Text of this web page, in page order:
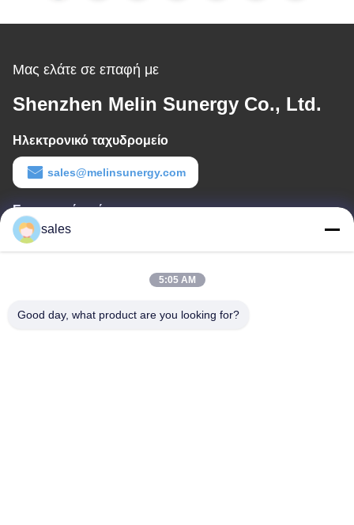
Μας ελάτε σε επαφή με
Shenzhen Melin Sunergy Co., Ltd.
Ηλεκτρονικό ταχυδρομείο
sales@melinsunergy.com
Εργασιακό χρόνο
8:30-18:00
Δωμάτιο 709, τετράγωνο 2 του Ανμπό.
sales
5:05 AM
Good day, what product are you looking for?